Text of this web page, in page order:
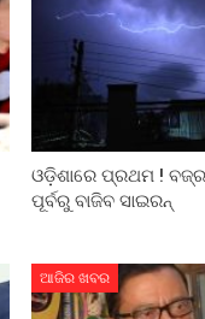
ଓଡ଼ିଶାରେ ପ୍ରଥମ !
ପୂର୍ବରୁ ବାଜିବ ସାଇରନ୍
ଆଜିର ଖବର